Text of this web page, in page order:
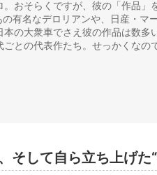
おそらくですが、彼の「作品」
有名なデロリアンや、日産・マ
の大衆車でさえ彼の作品は数多
との代表作たち。せっかくなの
そして自ら立ち上げた